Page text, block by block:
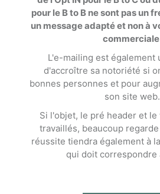
pour le B to B ne sont pas un
un message adapté et non à
L'e-mailing est également
d'accroître sa notoriété si
bonnes personnes et pour
son site web.
Si l'objet, le pré header et
travaillés, beaucoup
réussite tiendra également à
qui doit correspondre